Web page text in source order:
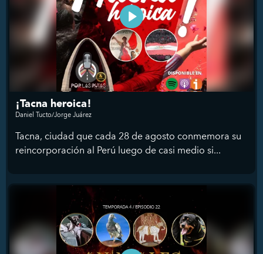
¡Tacna heroica!
Daniel Tucto/Jorge Juárez
Tacna, ciudad que cada 28 de agosto conmemora su
reincorporación al Perú luego de casi medio si...